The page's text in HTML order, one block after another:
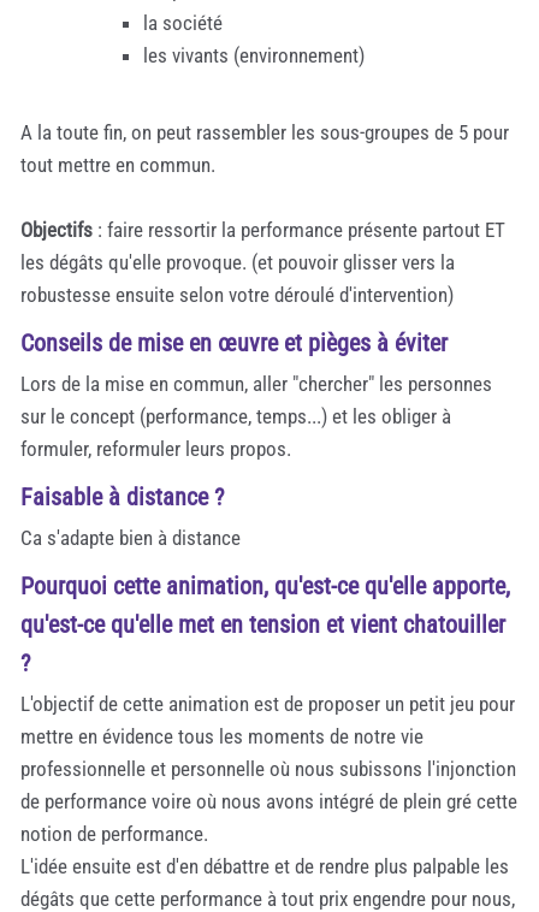
la société
les vivants (environnement)
A la toute fin, on peut rassembler les sous-groupes de 5 pour
tout mettre en commun.
Objectifs : faire ressortir la performance présente partout ET
les dégâts qu'elle provoque. (et pouvoir glisser vers la
robustesse ensuite selon votre déroulé d'intervention)
Conseils de mise en œuvre et pièges à éviter
Lors de la mise en commun, aller "chercher" les personnes
sur le concept (performance, temps...) et les obliger à
formuler, reformuler leurs propos.
Faisable à distance ?
Ca s'adapte bien à distance
Pourquoi cette animation, qu'est-ce qu'elle apporte,
qu'est-ce qu'elle met en tension et vient chatouiller
?
L'objectif de cette animation est de proposer un petit jeu pour
mettre en évidence tous les moments de notre vie
professionnelle et personnelle où nous subissons l'injonction
de performance voire où nous avons intégré de plein gré cette
notion de performance.
L'idée ensuite est d'en débattre et de rendre plus palpable les
dégâts que cette performance à tout prix engendre pour nous,